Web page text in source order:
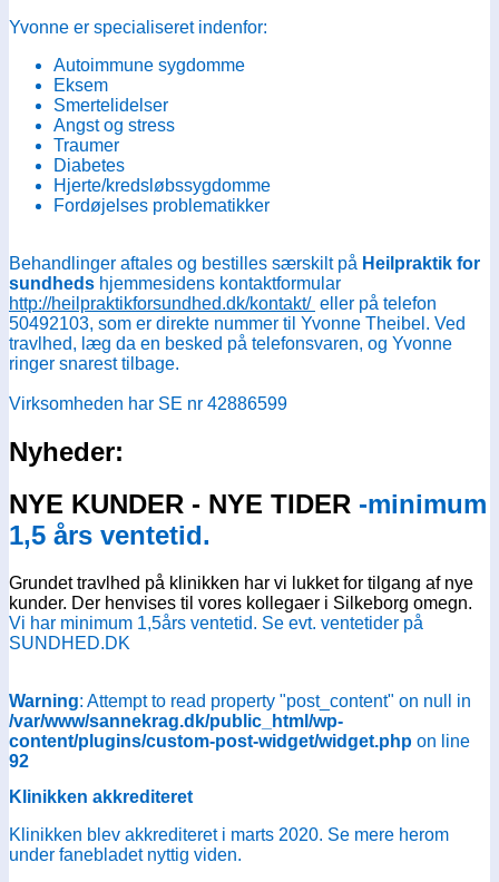
Yvonne er specialiseret indenfor:
Autoimmune sygdomme
Eksem
Smertelidelser
Angst og stress
Traumer
Diabetes
Hjerte/kredsløbssygdomme
Fordøjelses problematikker
Behandlinger aftales og bestilles særskilt på Heilpraktik for
sundheds hjemmesidens kontaktformular
http://heilpraktikforsundhed.dk/kontakt/ eller på telefon
50492103, som er direkte nummer til Yvonne Theibel. Ved
travlhed, læg da en besked på telefonsvaren, og Yvonne
ringer snarest tilbage.
Virksomheden har SE nr 42886599
Nyheder:
NYE KUNDER - NYE TIDER -minimum
1,5 års ventetid.
Grundet travlhed på klinikken har vi lukket for tilgang af nye
kunder. Der henvises til vores kollegaer i Silkeborg omegn.
Vi har minimum 1,5års ventetid. Se evt. ventetider på
SUNDHED.DK
Warning: Attempt to read property "post_content" on null in
/var/www/sannekrag.dk/public_html/wp-
content/plugins/custom-post-widget/widget.php on line
92
Klinikken akkrediteret
Klinikken blev akkrediteret i marts 2020. Se mere herom
under fanebladet nyttig viden.